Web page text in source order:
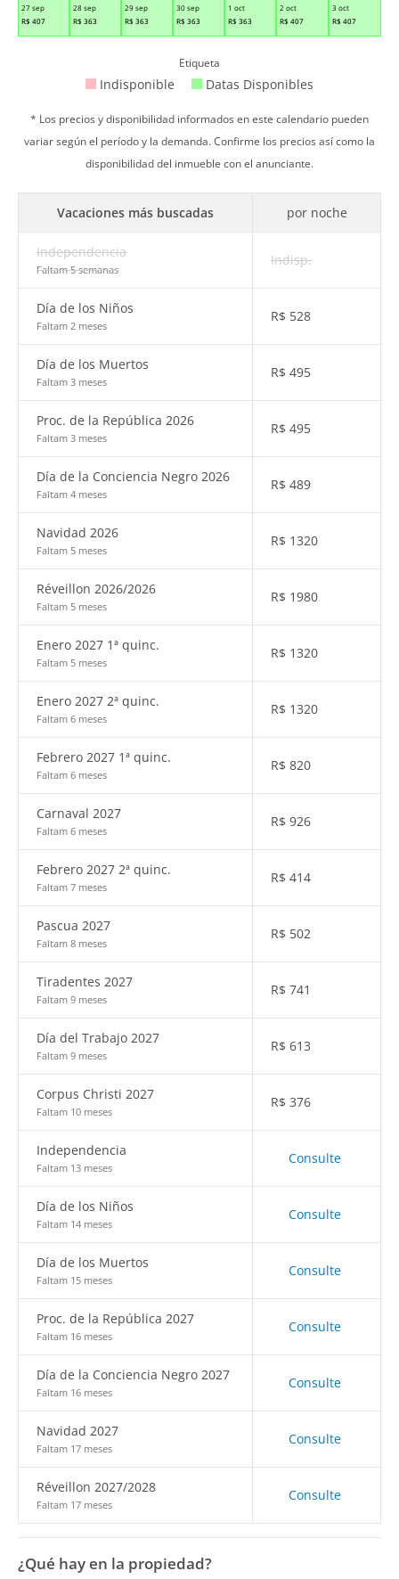
27 sep
R$ 407
28 sep
R$ 363
29 sep
R$ 363
30 sep
R$ 363
1 oct
R$ 363
2 oct
R$ 407
3 oct
R$ 407
Etiqueta
Indisponible Datas Disponibles
* Los precios y disponibilidad informados en este calendario pueden
variar según el período y la demanda. Confirme los precios así como la
disponibilidad del inmueble con el anunciante.
Vacaciones más buscadas por noche
Independencia
Faltam 5 semanas
Indisp.
Día de los Niños
Faltam 2 meses
R$ 528
Día de los Muertos
Faltam 3 meses
R$ 495
Proc. de la República 2026
Faltam 3 meses
R$ 495
Día de la Conciencia Negro 2026
Faltam 4 meses
R$ 489
Navidad 2026
Faltam 5 meses
R$ 1320
Réveillon 2026/2026
Faltam 5 meses
R$ 1980
Enero 2027 1ª quinc.
Faltam 5 meses
R$ 1320
Enero 2027 2ª quinc.
Faltam 6 meses
R$ 1320
Febrero 2027 1ª quinc.
Faltam 6 meses
R$ 820
Carnaval 2027
Faltam 6 meses
R$ 926
Febrero 2027 2ª quinc.
Faltam 7 meses
R$ 414
Pascua 2027
Faltam 8 meses
R$ 502
Tiradentes 2027
Faltam 9 meses
R$ 741
Día del Trabajo 2027
Faltam 9 meses
R$ 613
Corpus Christi 2027
Faltam 10 meses
R$ 376
Independencia
Faltam 13 meses
Consulte
Día de los Niños
Faltam 14 meses
Consulte
Día de los Muertos
Faltam 15 meses
Consulte
Proc. de la República 2027
Faltam 16 meses
Consulte
Día de la Conciencia Negro 2027
Faltam 16 meses
Consulte
Navidad 2027
Faltam 17 meses
Consulte
Réveillon 2027/2028
Faltam 17 meses
Consulte
¿Qué hay en la propiedad?